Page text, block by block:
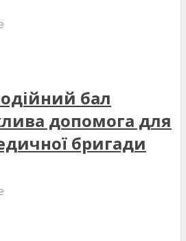
бал
допомога для
бригади